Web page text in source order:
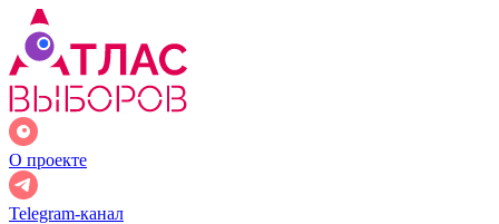
О проекте
Telegram-канал